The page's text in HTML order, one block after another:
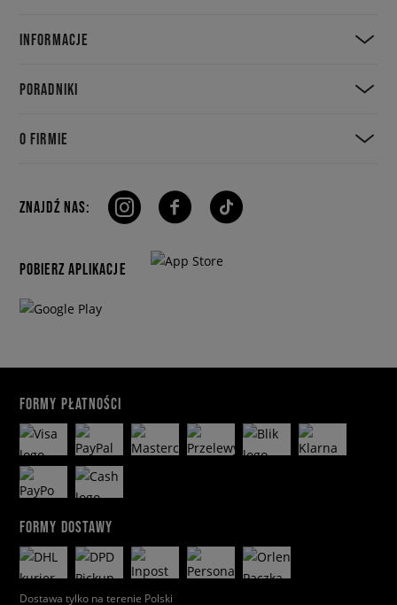
INFORMACJE
PORADNIKI
O FIRMIE
ZNAJDŹ NAS:
POBIERZ APLIKACJE
FORMY PŁATNOŚCI
FORMY DOSTAWY
Dostawa tylko na terenie Polski